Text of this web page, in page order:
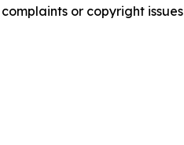
or copyright issues